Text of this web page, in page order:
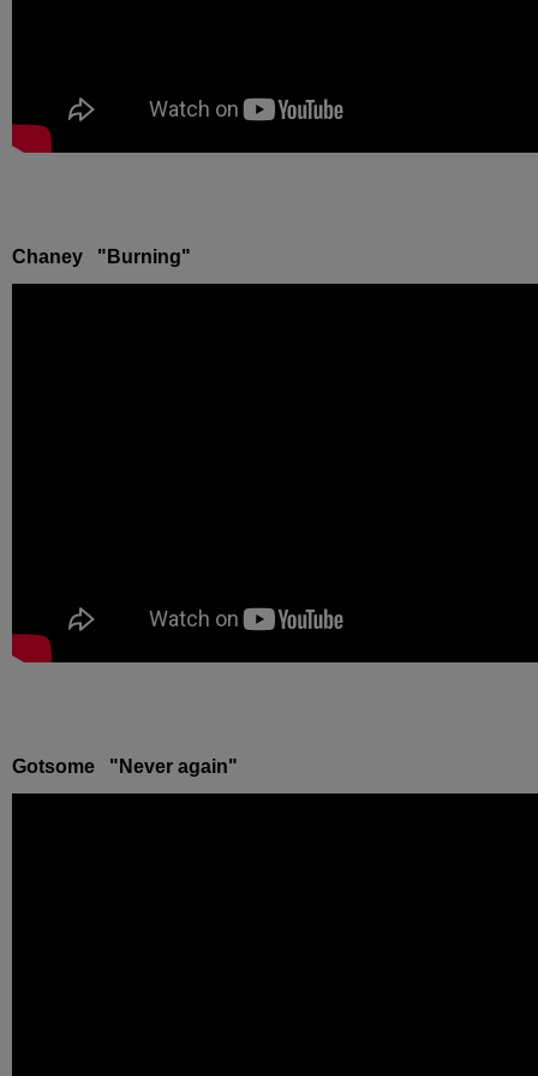
Chaney "Burning"
Gotsome "Never again"